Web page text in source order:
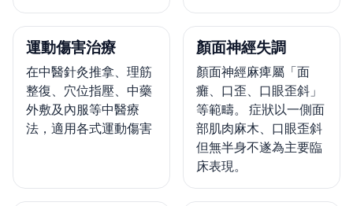
運動傷害治療
在中醫針灸推拿、理筋
整復、穴位指壓、中藥
外敷及內服等中醫療
法，適用各式運動傷害
顏面神經失調
顏面神經麻痺屬「面
癱、口歪、口眼歪斜」
等範疇。 症狀以一側面
部肌肉麻木、口眼歪斜
但無半身不遂為主要臨
床表現。